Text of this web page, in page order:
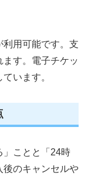
用可能です。支
す。電子チケッ
います。
」ことと「24時
後のキャンセルや